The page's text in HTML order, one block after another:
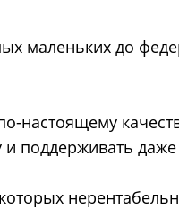
маленьких до
настоящему
и поддерживать